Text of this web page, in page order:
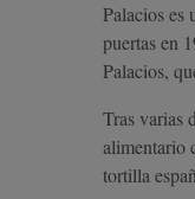
Palacios es
puertas en
Palacios,
Tras varias
alimentario
tortilla